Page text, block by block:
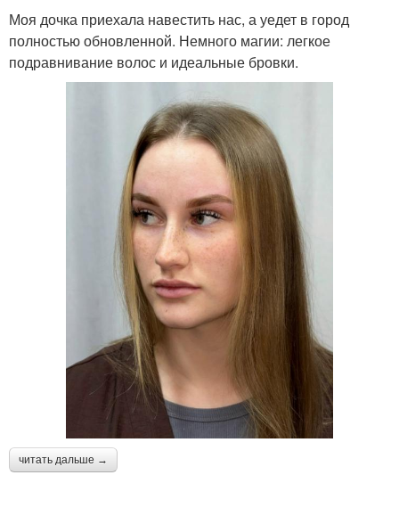
Моя дочка приехала навестить нас, а уедет в город
полностью обновленной. Немного магии: легкое
подравнивание волос и идеальные бровки.
читать дальше →